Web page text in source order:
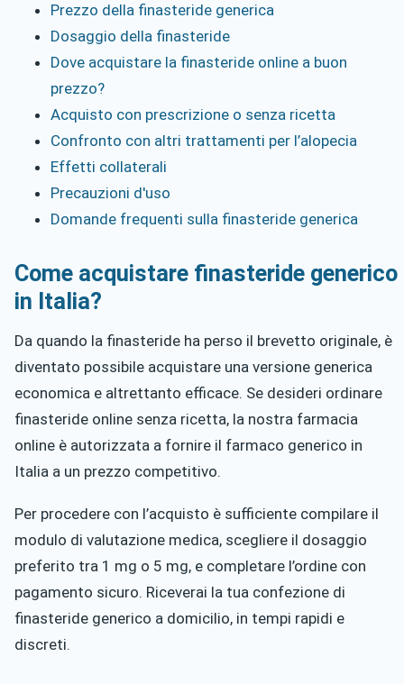
Prezzo della finasteride generica
Dosaggio della finasteride
Dove acquistare la finasteride online a buon
prezzo?
Acquisto con prescrizione o senza ricetta
Confronto con altri trattamenti per l’alopecia
Effetti collaterali
Precauzioni d'uso
Domande frequenti sulla finasteride generica
Come acquistare finasteride generico
in Italia?
Da quando la finasteride ha perso il brevetto originale, è
diventato possibile acquistare una versione generica
economica e altrettanto efficace. Se desideri ordinare
finasteride online senza ricetta, la nostra farmacia
online è autorizzata a fornire il farmaco generico in
Italia a un prezzo competitivo.
Per procedere con l’acquisto è sufficiente compilare il
modulo di valutazione medica, scegliere il dosaggio
preferito tra 1 mg o 5 mg, e completare l’ordine con
pagamento sicuro. Riceverai la tua confezione di
finasteride generico a domicilio, in tempi rapidi e
discreti.